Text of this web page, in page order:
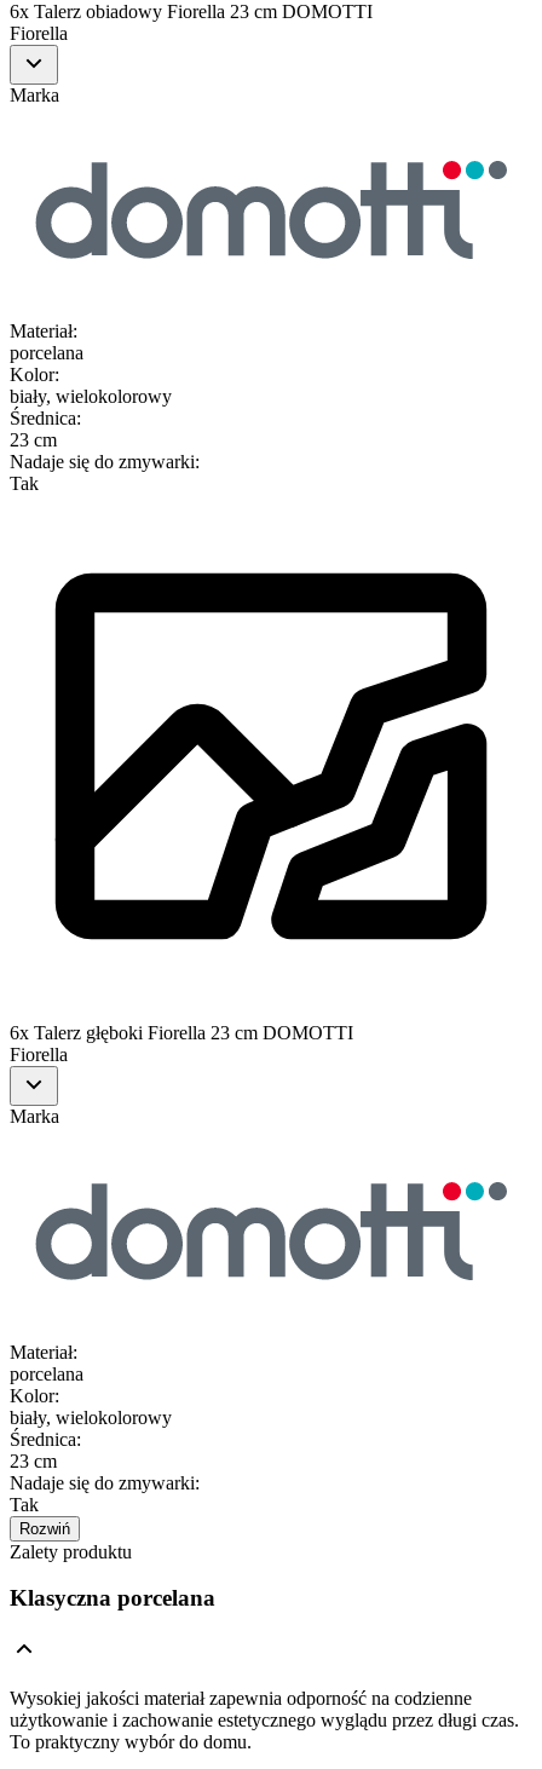
6x Talerz obiadowy Fiorella 23 cm DOMOTTI
Fiorella
Marka
Materiał:
porcelana
Kolor:
biały, wielokolorowy
Średnica:
23 cm
Nadaje się do zmywarki:
Tak
6x Talerz głęboki Fiorella 23 cm DOMOTTI
Fiorella
Marka
Materiał:
porcelana
Kolor:
biały, wielokolorowy
Średnica:
23 cm
Nadaje się do zmywarki:
Tak
Rozwiń
Zalety produktu
Klasyczna porcelana
Wysokiej jakości materiał zapewnia odporność na codzienne
użytkowanie i zachowanie estetycznego wyglądu przez długi czas.
To praktyczny wybór do domu.